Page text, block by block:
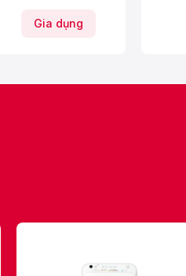
Gia dụng